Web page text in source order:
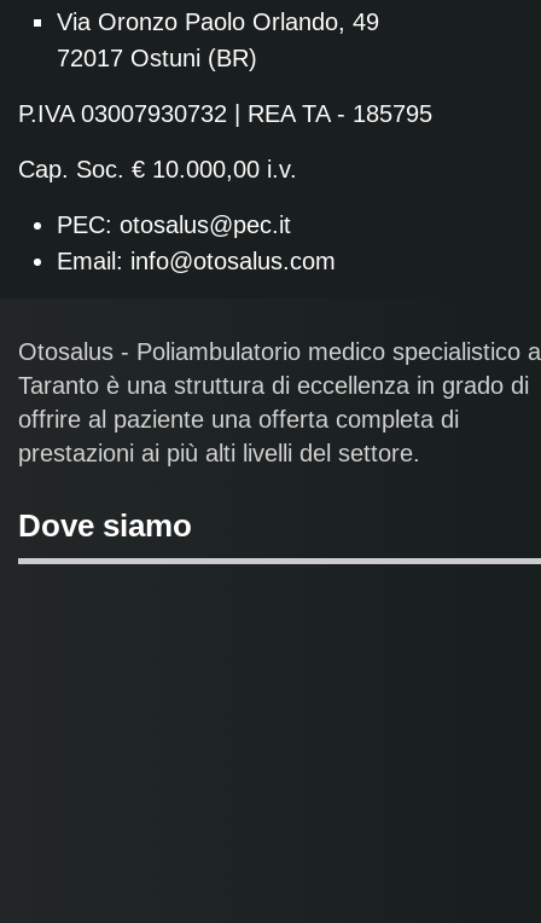
Via Oronzo Paolo Orlando, 49
72017 Ostuni (BR)
P.IVA 03007930732 | REA TA - 185795
Cap. Soc. € 10.000,00 i.v.
PEC: otosalus@pec.it
Email: info@otosalus.com
Otosalus - Poliambulatorio medico specialistico a
Taranto è una struttura di eccellenza in grado di
offrire al paziente una offerta completa di
prestazioni ai più alti livelli del settore.
Dove siamo